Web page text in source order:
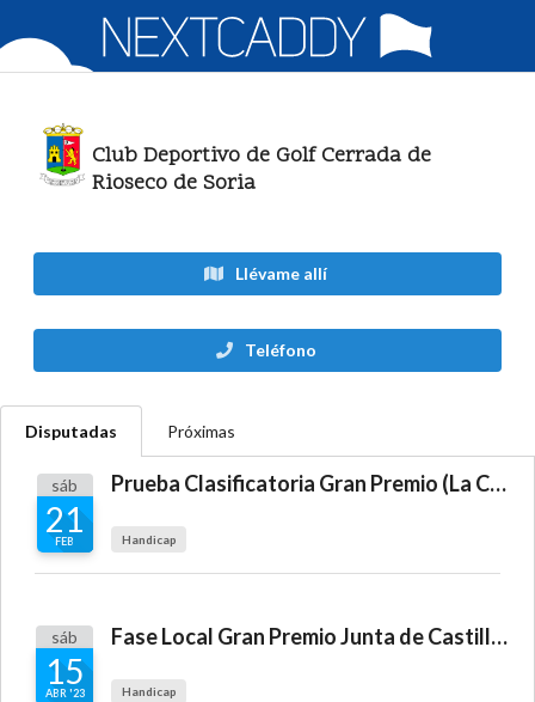
Club Deportivo de Golf Cerrada de
Rioseco de Soria
Llévame allí
Teléfono
Disputadas Próximas
sáb
21
FEB
Prueba Clasificatoria Gran Premio (La Cerrada de Rioseco)
Handicap
sáb
15
ABR '23
Fase Local Gran Premio Junta de Castilla y León
Handicap